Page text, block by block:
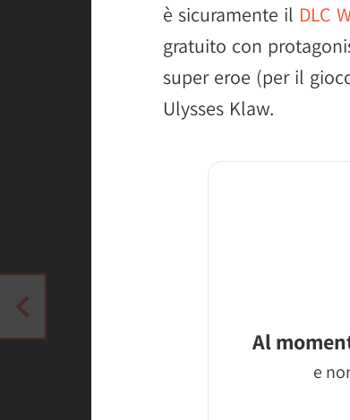
è sicuramente il DLC
gratuito con
super eroe (per il
Ulysses Klaw.
Al
e